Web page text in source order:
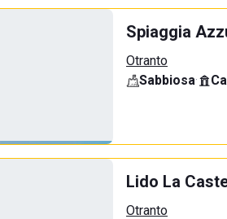
Spiaggia
Otranto
Sabbiosa·
Lido La
Otranto